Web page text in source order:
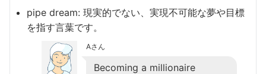
pipe dream: 現実的でない、実現不可能な夢や目標
を指す言葉です。
Aさん
Becoming a millionaire